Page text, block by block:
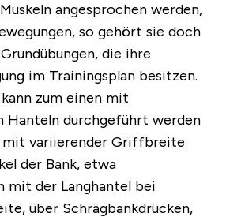
angesprochen werden,
so gehört sie doch
die ihre
im Trainingsplan besitzen.
zum einen mit
Hanteln durchgeführt werden
mit variierender Griffbreite
der Bank, etwa
mit der Langhantel bei
über Schrägbankdrücken,